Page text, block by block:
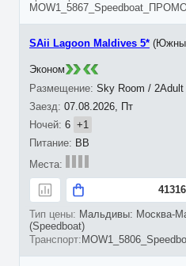
07.08.2026, Пт
6 +1
SAii Lagoon Maldives 5*
Sky Room / 2Adult
BB
Мальдивы: Москва-
(Speedboat)
Эконом